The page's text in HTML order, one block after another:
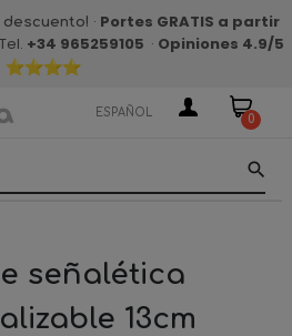
descuento! · Portes GRATIS a partir
+34 965259105 · Opiniones 4.9/5
ESPAÑOL 0
search
señalética
13cm